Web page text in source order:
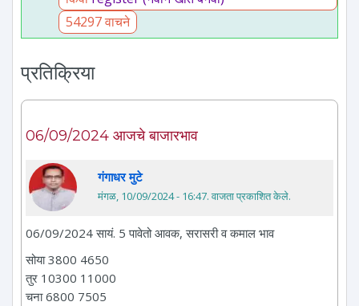
54297 वाचने
प्रतिक्रिया
06/09/2024 आजचे बाजारभाव
गंगाधर मुटे
मंगळ, 10/09/2024 - 16:47. वाजता प्रकाशित केले.
06/09/2024 सायं. 5 पावेतो आवक, सरासरी व कमाल भाव
सोया 3800 4650
तुर 10300 11000
चना 6800 7505